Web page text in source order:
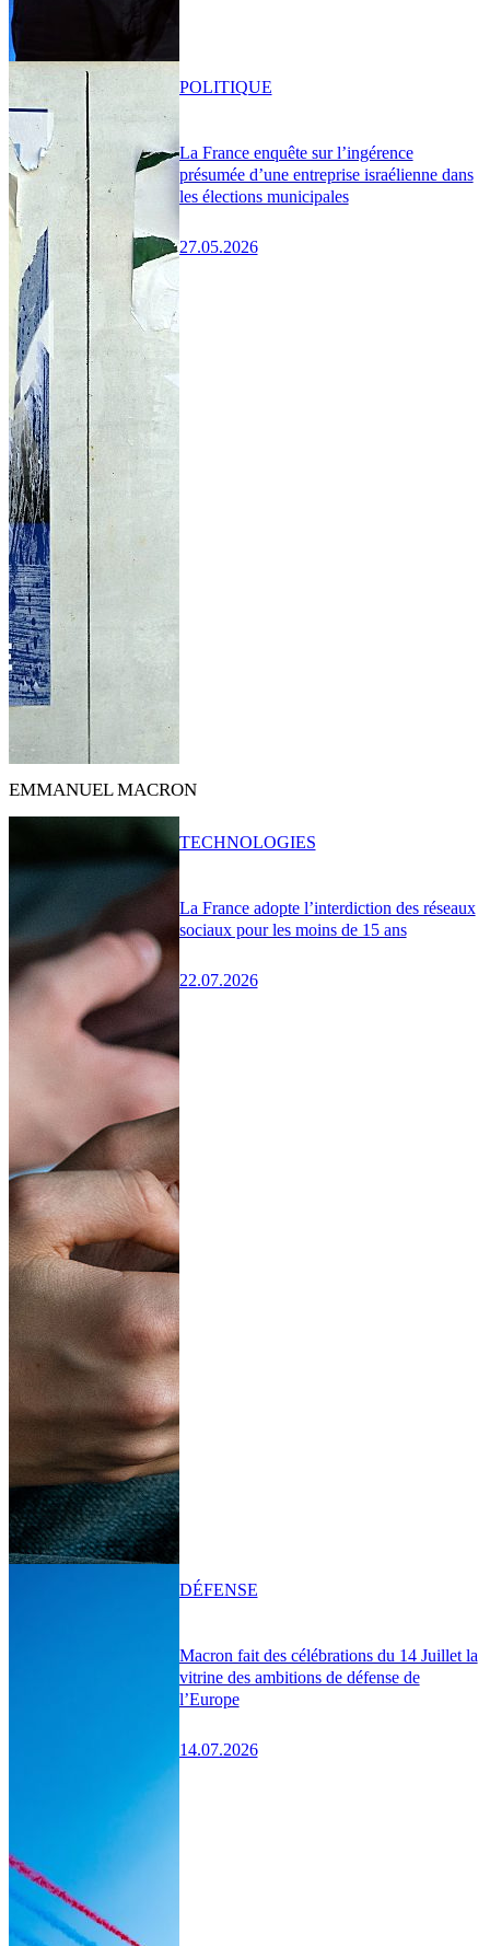
La France enquête sur l’ingérence
présumée d’une entreprise israélienne dans
les élections municipales
27.05.2026
POLITIQUE
EMMANUEL MACRON
La France adopte l’interdiction des réseaux
sociaux pour les moins de 15 ans
22.07.2026
TECHNOLOGIES
Macron fait des célébrations du 14 Juillet la
vitrine des ambitions de défense de
l’Europe
14.07.2026
DÉFENSE